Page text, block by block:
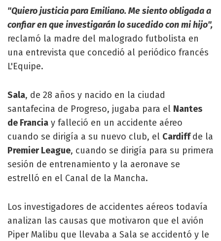
"Quiero justicia para Emiliano. Me siento obligada a
confiar en que investigarán lo sucedido con mi hijo",
reclamó la madre del malogrado futbolista en
una entrevista que concedió al periódico francés
L'Equipe.
Sala, de 28 años y nacido en la ciudad
santafecina de Progreso, jugaba para el Nantes
de Francia y falleció en un accidente aéreo
cuando se dirigía a su nuevo club, el Cardiffde la
Premier League, cuando se dirigía para su primera
sesión de entrenamiento y la aeronave se
estrelló en el Canal de la Mancha.
Los investigadores de accidentes aéreos todavía
analizan las causas que motivaron que el avión
Piper Malibu que llevaba a Sala se accidentó y le